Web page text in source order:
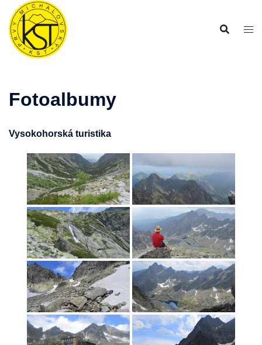
Preskočiť
obsah
Fotoalbumy
Vysokohorská turistika